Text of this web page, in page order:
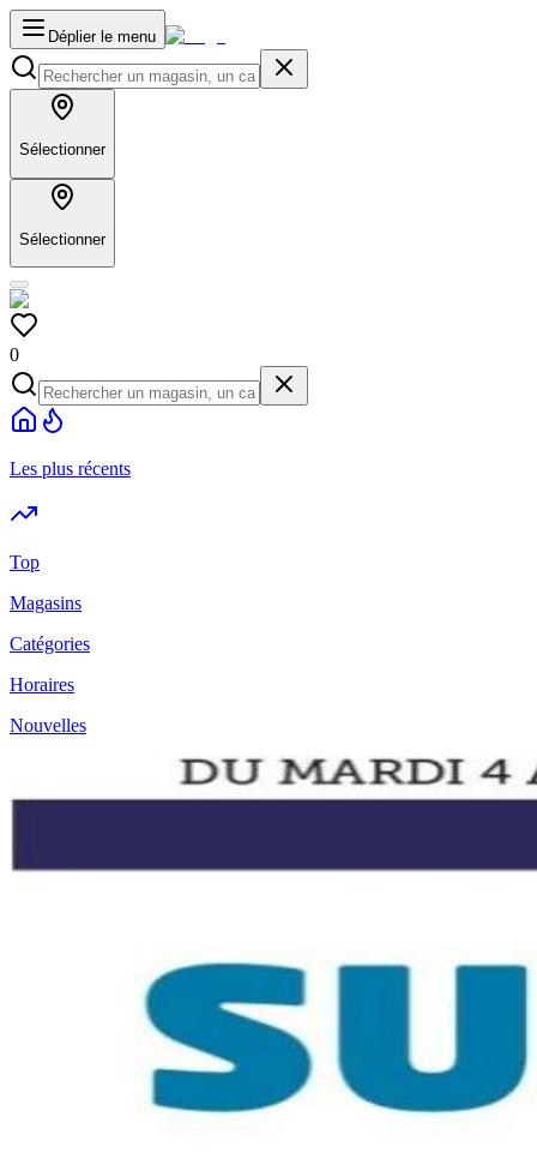
Déplier le menu
Sélectionner
Sélectionner
0
Les plus récents
Top
Magasins
Catégories
Horaires
Nouvelles